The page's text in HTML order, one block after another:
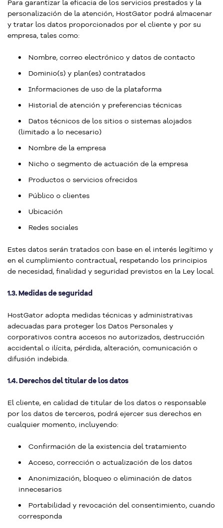
Para garantizar la eficacia de los servicios prestados y la
personalización de la atención, HostGator podrá almacenar
y tratar los datos proporcionados por el cliente y por su
empresa, tales como:
Nombre, correo electrónico y datos de contacto
Dominio(s) y plan(es) contratados
Informaciones de uso de la plataforma
Historial de atención y preferencias técnicas
Datos técnicos de los sitios o sistemas alojados
(limitado a lo necesario)
Nombre de la empresa
Nicho o segmento de actuación de la empresa
Productos o servicios ofrecidos
Público o clientes
Ubicación
Redes sociales
Estes datos serán tratados con base en el interés legítimo y
en el cumplimiento contractual, respetando los principios
de necesidad, finalidad y seguridad previstos en la Ley local.
1.3. Medidas de seguridad
HostGator adopta medidas técnicas y administrativas
adecuadas para proteger los Datos Personales y
corporativos contra accesos no autorizados, destrucción
accidental o ilícita, pérdida, alteración, comunicación o
difusión indebida.
1.4. Derechos del titular de los datos
El cliente, en calidad de titular de los datos o responsable
por los datos de terceros, podrá ejercer sus derechos en
cualquier momento, incluyendo:
Confirmación de la existencia del tratamiento
Acceso, corrección o actualización de los datos
Anonimización, bloqueo o eliminación de datos
innecesarios
Portabilidad y revocación del consentimiento, cuando
corresponda